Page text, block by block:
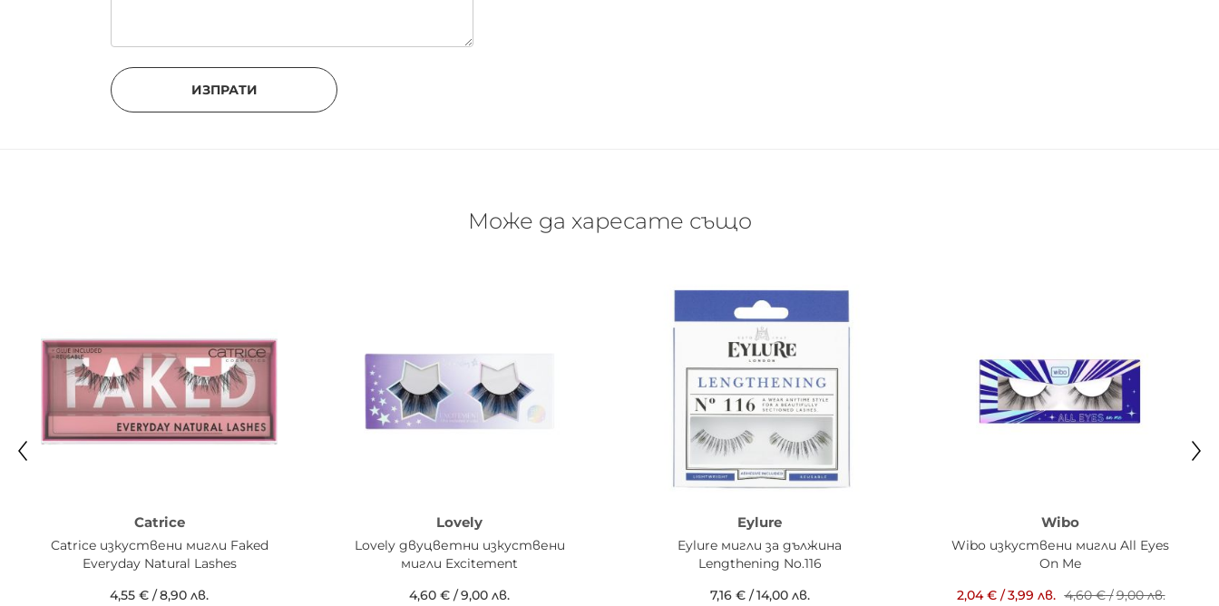
Забележки:
Лепилото няма да раздразни Вашите очи, но въпреки това го пазете от тях.
ИЗПРАТИ
Може да харесате също
Catrice
Catrice изкуствени мигли Faked
Everyday Natural Lashes
4,55 € /8,90 лв.
Lovely
Lovely двуцветни изкуствени
мигли Excitement
4,60 € /9,00 лв.
Eylure
Eylure мигли за дължина
Lengthening No.116
7,16 €/14,00 лв.
Wibo
Wibo изкуствени мигли All Eyes
On Me
2,04 €/3,99 лв. 4,60 €/9,00 лв.